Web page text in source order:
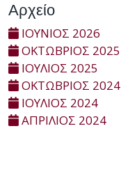
Αρχείο
ΙΟΥΝΙΟΣ 2026
ΟΚΤΩΒΡΙΟΣ 2025
ΙΟΥΛΙΟΣ 2025
ΟΚΤΩΒΡΙΟΣ 2024
ΙΟΥΛΙΟΣ 2024
ΑΠΡΙΛΙΟΣ 2024